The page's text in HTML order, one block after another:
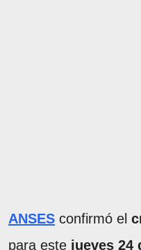
ANSES confirmó el
para este jueves 24